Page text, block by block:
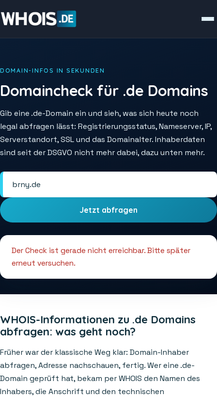
DOMAIN-INFOS IN SEKUNDEN
Domaincheck für .de Domains
Gib eine .de-Domain ein und sieh, was sich heute noch
legal abfragen lässt: Registrierungsstatus, Nameserver, IP,
Serverstandort, SSL und das Domainalter. Inhaberdaten
sind seit der DSGVO nicht mehr dabei, dazu unten mehr.
Jetzt abfragen
Der Check ist gerade nicht erreichbar. Bitte später
erneut versuchen.
WHOIS-Informationen zu .de Domains
abfragen: was geht noch?
Früher war der klassische Weg klar: Domain-Inhaber
abfragen, Adresse nachschauen, fertig. Wer eine .de-
Domain geprüft hat, bekam per WHOIS den Namen des
Inhabers, die Anschrift und den technischen